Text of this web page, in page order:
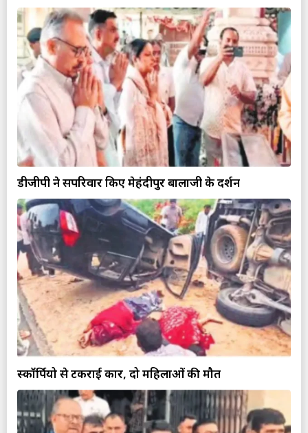
डीजीपी ने सपरिवार किए मेहंदीपुर बालाजी के दर्शन
स्कॉर्पियो से टकराई कार, दो महिलाओं की मौत